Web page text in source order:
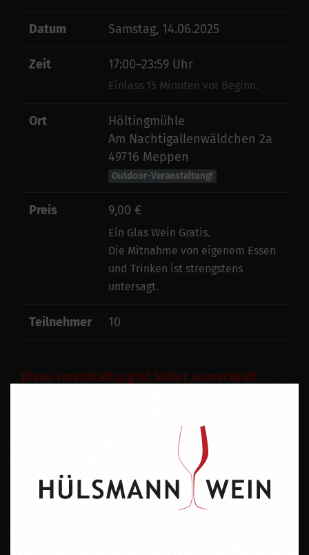
Datum Samstag, 14.06.2025
Zeit 17:00–23:59 Uhr
Einlass 15 Minuten vor Beginn.
Ort
Höltingmühle
Am Nachtigallenwäldchen 2a
49716 Meppen
Outdoor-Veranstaltung!
Preis 9,00 €
Ein Glas Wein Gratis.
Die Mitnahme von eigenem Essen
und Trinken ist strengstens
untersagt.
Teilnehmer 10
Diese Veranstaltung ist leider ausverkauft.
Umtausch/Rücknahme von
Verschiebung des Eventtermins vorbehalten:
Bei unseren Events handelt es sich um Freiluftevents. Wir
behalten uns daher vor, die Veranstaltung aufgrund widriger